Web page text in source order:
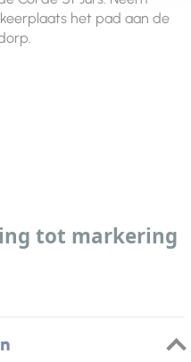
het pad aan de
tot markering